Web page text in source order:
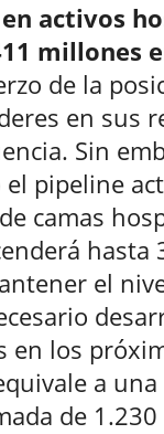
activos
millones
de la
en sus
Sin
el pipeline
camas
hasta
el
en los
a
de